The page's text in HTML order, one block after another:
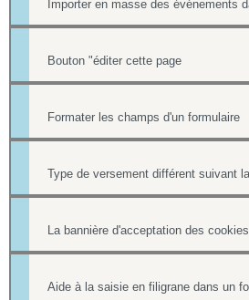
Bouton "éditer cette page
Formater les champs d'un formulaire
La bannière d'acceptation des cookies